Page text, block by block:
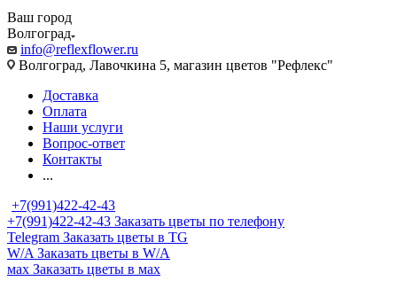
Ваш город
Волгоград
info@reflexflower.ru
Волгоград, Лавочкина 5, магазин цветов "Рефлекс"
Доставка
Оплата
Наши услуги
Вопрос-ответ
Контакты
...
+7(991)422-42-43
+7(991)422-42-43 Заказать цветы по телефону
Telegram Заказать цветы в TG
W/A Заказать цветы в W/A
мах Заказать цветы в мах